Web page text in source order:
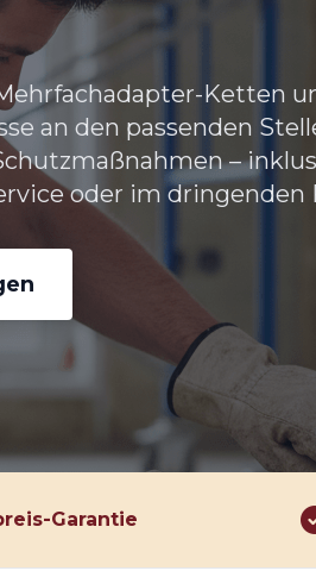
Ketten
an den passenden
–
oder im dringenden
Garantie